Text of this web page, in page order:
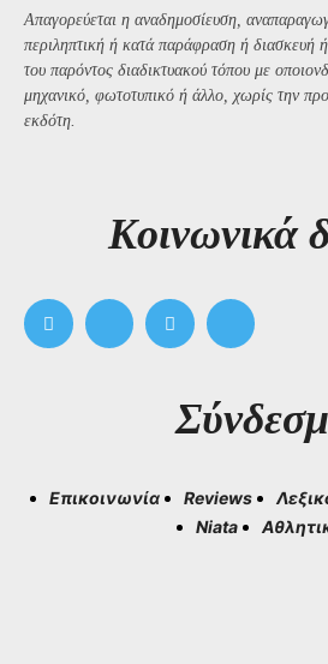
Απαγορεύεται η αναδημοσίευση,
περιληπτική ή κατά παράφραση ή διασκευή
του παρόντος διαδικτυακού τόπου με
μηχανικό, φωτοτυπικό ή άλλο, χωρίς την
εκδότη.
Kοινωνικά
Επικοινωνία Reviews
Niata